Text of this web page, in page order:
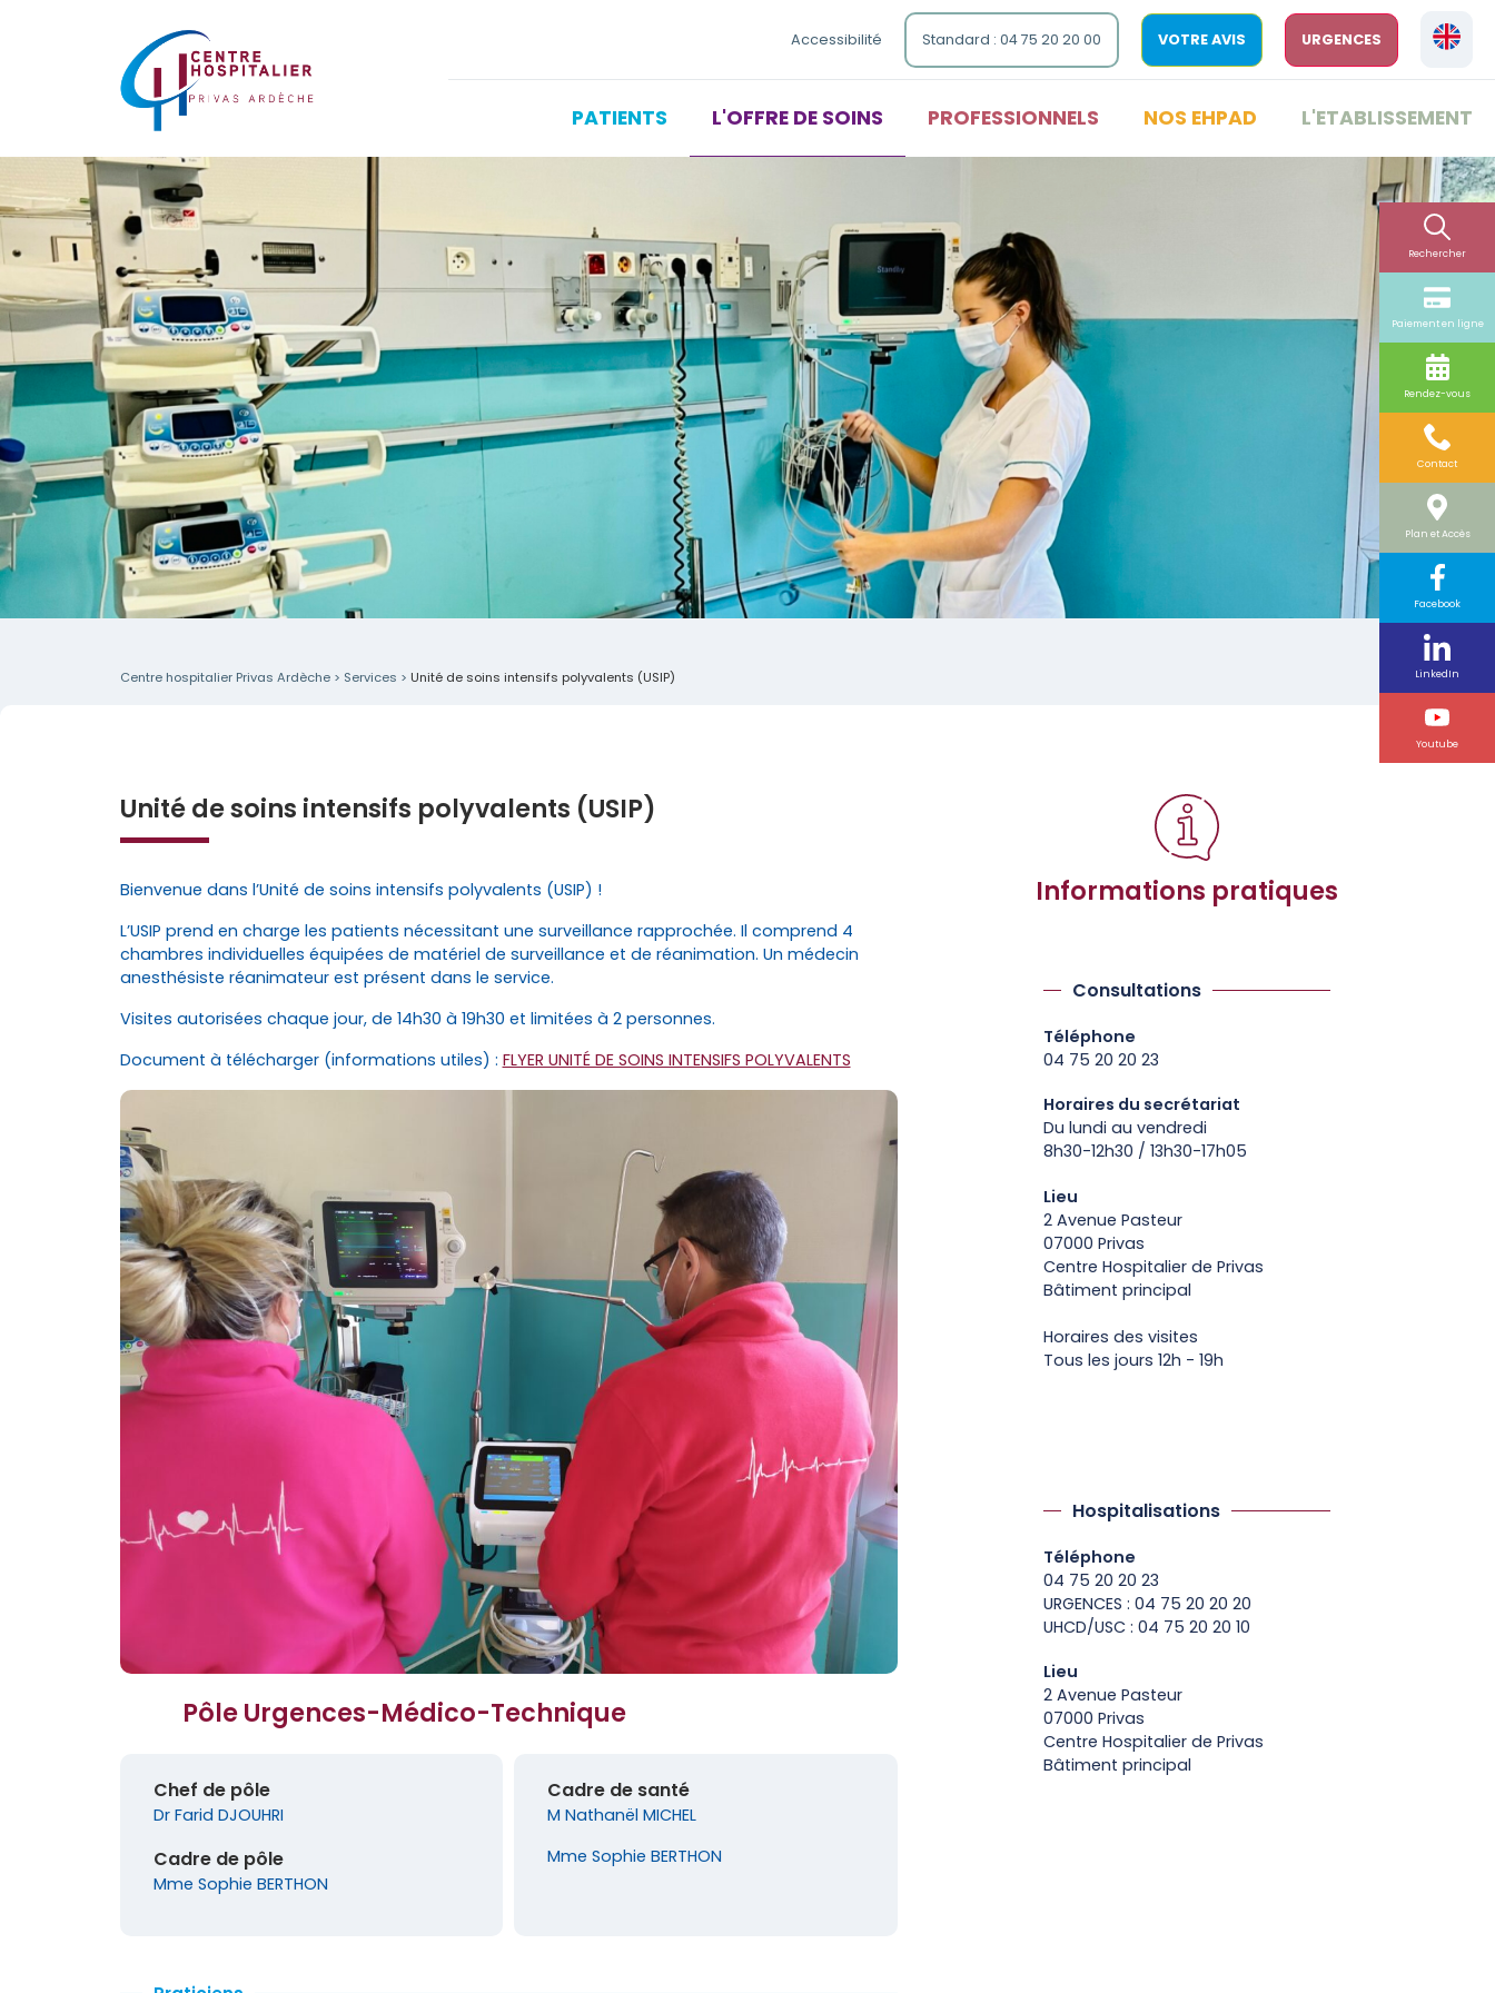
Accessibilité Standard : 04 75 20 20 00 VOTRE AVIS URGENCES
PATIENTS L'OFFRE DE SOINS PROFESSIONNELS NOS EHPAD L'ETABLISSEMENT
Rechercher
Paiement en ligne
Rendez-vous
Contact
Plan et Accès
Facebook
LinkedIn
Youtube
Centre hospitalier Privas Ardèche> Services > Unité de soins intensifs polyvalents (USIP)
Unité de soins intensifs polyvalents (USIP)
Bienvenue dans l’Unité de soins intensifs polyvalents (USIP) !
L’USIP prend en charge les patients nécessitant une surveillance rapprochée. Il comprend 4
chambres individuelles équipées de matériel de surveillance et de réanimation. Un médecin
anesthésiste réanimateur est présent dans le service.
Visites autorisées chaque jour, de 14h30 à 19h30 et limitées à 2 personnes.
Document à télécharger (informations utiles) : FLYER UNITÉ DE SOINS INTENSIFS POLYVALENTS
Pôle Urgences-Médico-Technique
Chef de pôle
Dr Farid DJOUHRI
Cadre de pôle
Mme Sophie BERTHON
Cadre de santé
M Nathanël MICHEL
Mme Sophie BERTHON
Informations pratiques
Consultations
Téléphone
04 75 20 20 23
Horaires du secrétariat
Du lundi au vendredi
8h30-12h30 / 13h30-17h05
Lieu
2 Avenue Pasteur
07000 Privas
Centre Hospitalier de Privas
Bâtiment principal
Horaires des visites
Tous les jours 12h - 19h
Hospitalisations
Téléphone
04 75 20 20 23
URGENCES : 04 75 20 20 20
UHCD/USC : 04 75 20 20 10
Lieu
2 Avenue Pasteur
07000 Privas
Centre Hospitalier de Privas
Bâtiment principal